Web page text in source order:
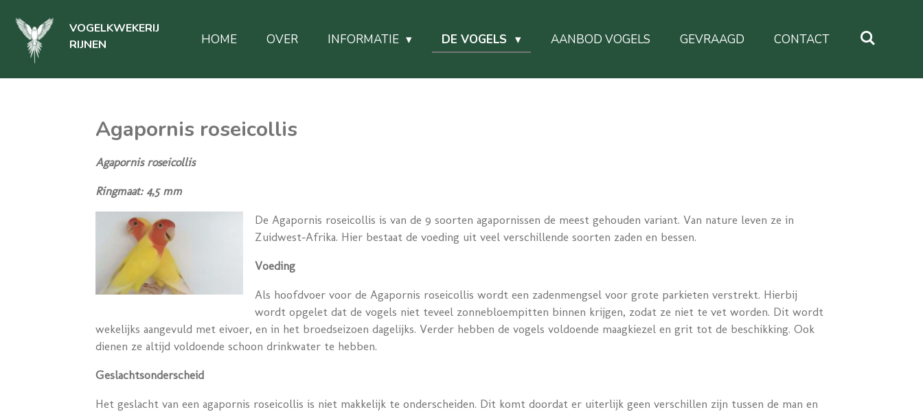
Ga
direct
naar
VOGELKWEKERIJ
RIJNEN
HOME OVER INFORMATIE DE VOGELS AANBOD VOGELS GEVRAAGD CONTACT
Agapornis roseicollis
Agapornis roseicollis
Ringmaat: 4,5 mm
De Agapornis roseicollis is van de 9 soorten agapornissen de meest gehouden variant. Van nature leven ze in
Zuidwest-Afrika. Hier bestaat de voeding uit veel verschillende soorten zaden en bessen.
Voeding
Als hoofdvoer voor de Agapornis roseicollis wordt een zadenmengsel voor grote parkieten verstrekt. Hierbij
wordt opgelet dat de vogels niet teveel zonnebloempitten binnen krijgen, zodat ze niet te vet worden. Dit wordt
wekelijks aangevuld met eivoer, en in het broedseizoen dagelijks. Verder hebben de vogels voldoende maagkiezel en grit tot de beschikking. Ook
dienen ze altijd voldoende schoon drinkwater te hebben.
Geslachtsonderscheid
Het geslacht van een agapornis roseicollis is niet makkelijk te onderscheiden. Dit komt doordat er uiterlijk geen verschillen zijn tussen de man en